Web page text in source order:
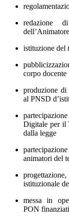
redazione
istituzione del
corpo docente
produzione di
al PNSD
Digitale per il
dalla legge
animatori del
istituzionale
messa in
PON finanziati